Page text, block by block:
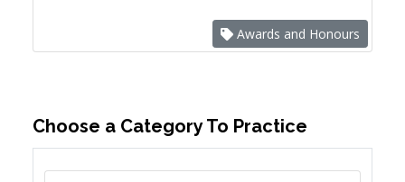
Awards and Honours
Choose a Category To Practice